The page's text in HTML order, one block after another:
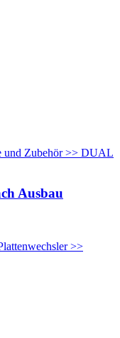
und Zubehör >> DUAL
Ausbau
>>